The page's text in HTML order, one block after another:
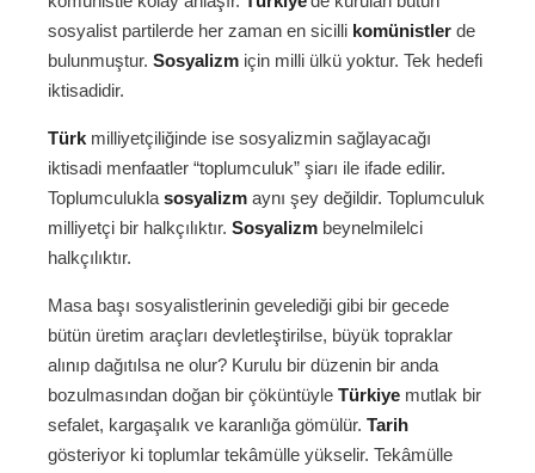
sosyalist partilerde her zaman en sicilli komünistler de
bulunmuştur. Sosyalizm için milli ülkü yoktur. Tek hedefi
iktisadidir.
Türk milliyetçiliğinde ise sosyalizmin sağlayacağı
iktisadi menfaatler “toplumculuk” şiarı ile ifade edilir.
Toplumculukla sosyalizm aynı şey değildir. Toplumculuk
milliyetçi bir halkçılıktır. Sosyalizm beynelmilelci
halkçılıktır.
Masa başı sosyalistlerinin gevelediği gibi bir gecede
bütün üretim araçları devletleştirilse, büyük topraklar
alınıp dağıtılsa ne olur? Kurulu bir düzenin bir anda
bozulmasından doğan bir çöküntüyle Türkiye mutlak bir
sefalet, kargaşalık ve karanlığa gömülür. Tarih
gösteriyor ki toplumlar tekâmülle yükselir. Tekâmülle